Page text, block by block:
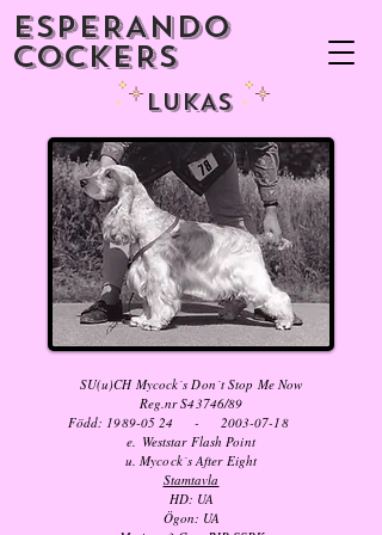
ESPERANDO
COCKERS
LUKAS
SU(u)CH Mycock´s Don´t Stop Me Now
Reg.nr S43746/89
Född: 1989-05 24 - 2003-07-18
e. Weststar Flash Point
u. Mycock´s After Eight
Stamtavla
HD: UA
Ögon: UA